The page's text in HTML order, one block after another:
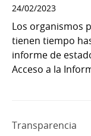
24/02/2023
Los organismos
tienen tiempo
informe de
Acceso a la
Transparencia